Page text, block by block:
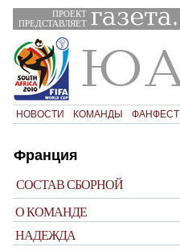
ПРОЕКТ
ПРЕДСТАВЛЯЕТ
НОВОСТИ КОМАНДЫ ФАНФЕСТ
Франция
СОСТАВ СБОРНОЙ
О КОМАНДЕ
НАДЕЖДА